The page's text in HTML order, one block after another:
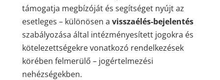
támogatja megbízóját és segítséget nyújt az
esetleges – különösen a visszaélés-bejelentés
szabályozása által intézményesített jogokra és
kötelezettségekre vonatkozó rendelkezések
körében felmerülő – jogértelmezési
nehézségekben.